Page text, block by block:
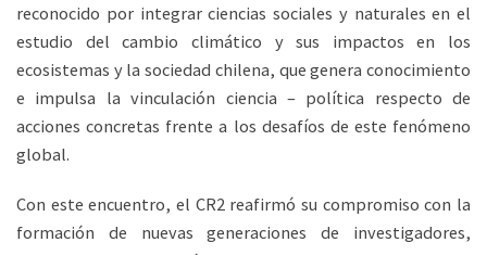
reconocido por integrar ciencias sociales y naturales en el
estudio del cambio climático y sus impactos en los
ecosistemas y la sociedad chilena, que genera conocimiento
e impulsa la vinculación ciencia – política respecto de
acciones concretas frente a los desafíos de este fenómeno
global.
Con este encuentro, el CR2 reafirmó su compromiso con la
formación de nuevas generaciones de investigadores,